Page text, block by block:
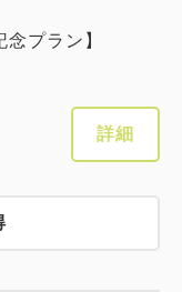
プラン】
詳細